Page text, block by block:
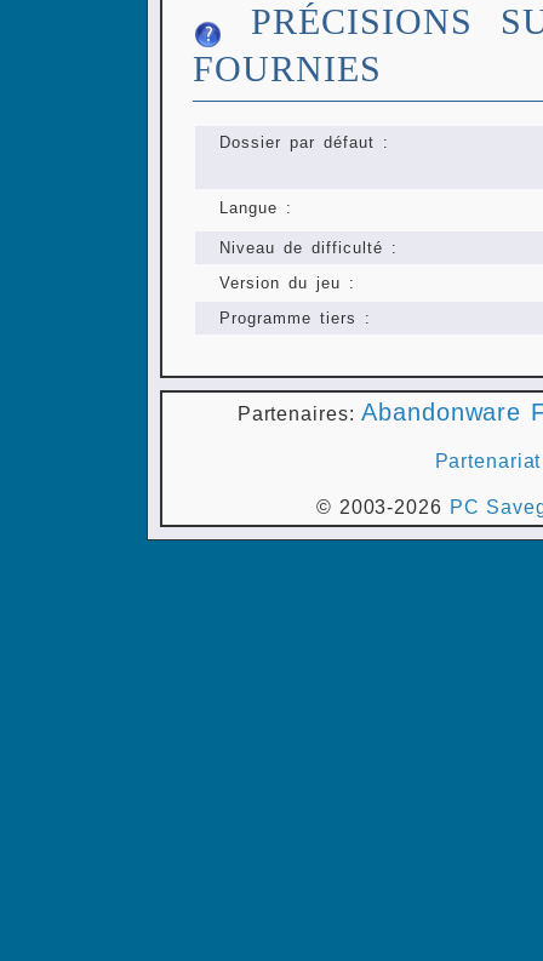
PRÉCISIONS
FOURNIES
Dossier par défaut :
Langue :
Niveau de difficulté :
Version du jeu :
Programme tiers :
Partenaires:Abandonware
Partenariat
© 2003-2026 PC